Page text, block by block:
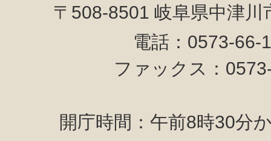
〒508-8501 岐阜県中津
電話：0573-
ファックス：
開庁時間：午前8時30分